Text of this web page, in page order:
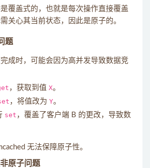
覆盖式的，也就是每次操作直接覆盖
需关心其当前状态，因此是原子的。
题
成时，可能会因为高并发导致数据竞
，获取到值 X。
，将值改为 Y。
set ，覆盖了客户端 B 的更改，导致数
无法保障原子性。
原子问题